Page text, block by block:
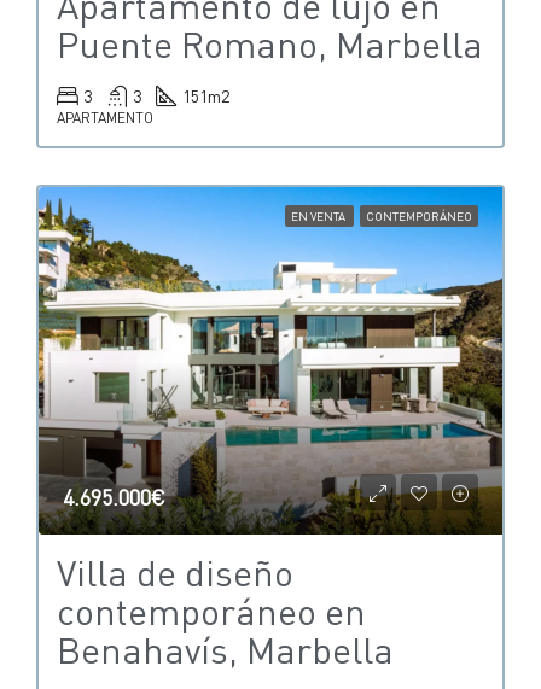
Puente Romano, Marbella
3 3 151m2
APARTAMENTO
EN VENTA CONTEMPORÁNEO
4.695.000€
Villa de diseño
contemporáneo en
Benahavís, Marbella